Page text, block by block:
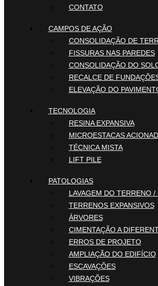
CONTATO
CAMPOS DE AÇÃO
CONSOLIDAÇÃO DE
FISSURAS NAS PAREDES
CONSOLIDAÇÃO DO
RECALCE DE
ELEVAÇÃO DO
TECNOLOGIA
RESINA EXPANSIVA
MICROESTACAS
TÉCNICA MISTA
LIFT PILE
PATOLOGIAS
LAVAGEM DO TERRENO /
TERRENOS EXPANSIVOS
ÁRVORES
CIMENTAÇÃO A
ERROS DE PROJETO
AMPLIAÇÃO DO EDIFÍCIO
ESCAVAÇÕES
VIBRAÇÕES